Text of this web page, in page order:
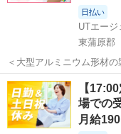
日払い
UTエージ
東蒲原郡
＜大型アルミニウム形材の製造＞ 未経験歓迎！ トラック
するアルミニウム形材の製造★ 身体を動かすことが好きな
メのお仕事です◎ ＜具体的には…＞ ◆機械オペレーター ⇒加工機に
て加工処理作業をおこな...
新潟 東蒲原郡 工
【
場での
月給